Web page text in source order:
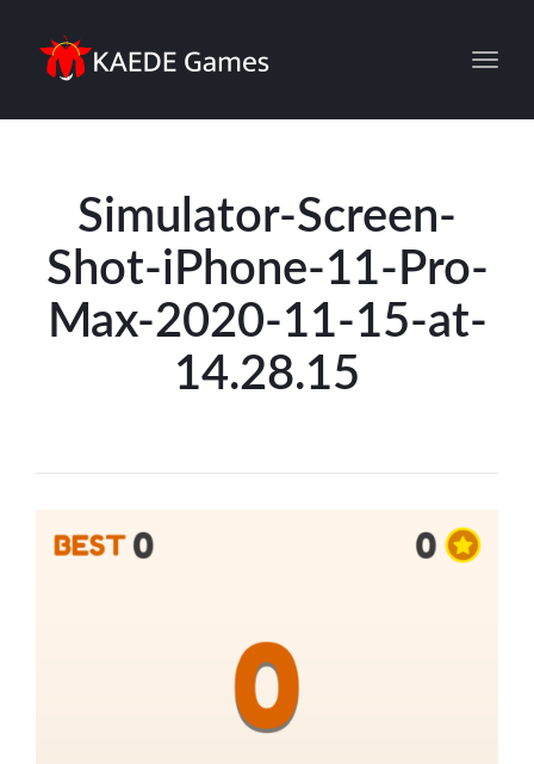
Simulator-Screen-
Shot-iPhone-11-Pro-
Max-2020-11-15-at-
14.28.15